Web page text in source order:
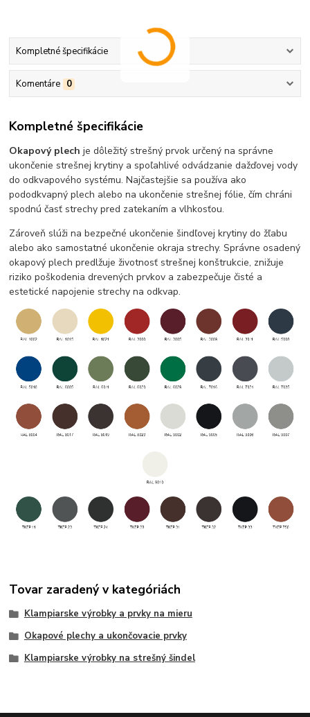
Kompletné špecifikácie
Komentáre 0
Kompletné špecifikácie
Okapový plech je dôležitý strešný prvok určený na správne
ukončenie strešnej krytiny a spoľahlivé odvádzanie dažďovej vody
do odkvapového systému. Najčastejšie sa používa ako
pododkvapný plech alebo na ukončenie strešnej fólie, čím chráni
spodnú časť strechy pred zatekaním a vlhkosťou.
Zároveň slúži na bezpečné ukončenie šindľovej krytiny do žľabu
alebo ako samostatné ukončenie okraja strechy. Správne osadený
okapový plech predlžuje životnosť strešnej konštrukcie, znižuje
riziko poškodenia drevených prvkov a zabezpečuje čisté a
estetické napojenie strechy na odkvap.
Tovar zaradený v kategóriách
Klampiarske výrobky a prvky na mieru
Okapové plechy a ukončovacie prvky
Klampiarske výrobky na strešný šindel